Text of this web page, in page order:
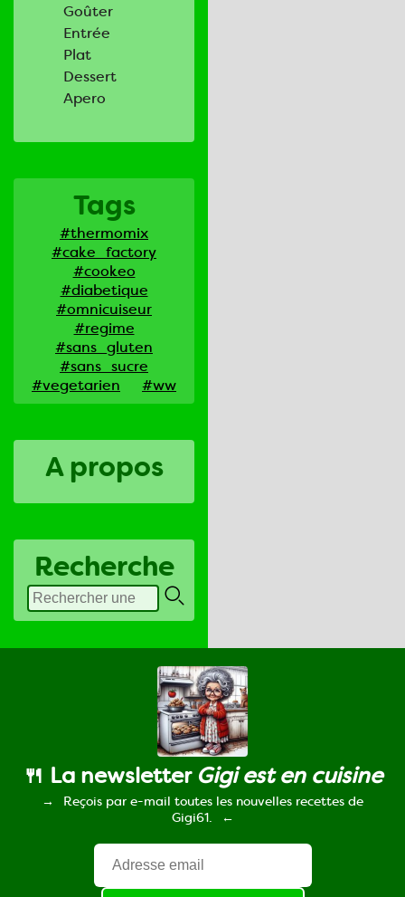
Goûter
Entrée
Plat
Dessert
Apero
Tags
#thermomix
#cake_factory
#cookeo
#diabetique
#omnicuiseur
#regime
#sans_gluten
#sans_sucre
#vegetarien
#ww
A propos
Recherche
🍴 La newsletter Gigi est en cuisine
Reçois par e-mail toutes les nouvelles recettes de
Gigi61.